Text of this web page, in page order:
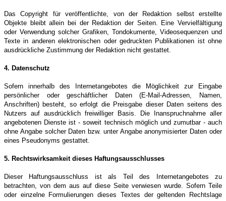
Das Copyright für veröffentlichte, von der Redaktion selbst erstellte
Objekte bleibt allein bei der Redaktion der Seiten. Eine Vervielfältigung
oder Verwendung solcher Grafiken, Tondokumente, Videosequenzen und
Texte in anderen elektronischen oder gedruckten Publikationen ist ohne
ausdrückliche Zustimmung der Redaktion nicht gestattet.
4. Datenschutz
Sofern innerhalb des Internetangebotes die Möglichkeit zur Eingabe
persönlicher oder geschäftlicher Daten (E-Mail-Adressen, Namen,
Anschriften) besteht, so erfolgt die Preisgabe dieser Daten seitens des
Nutzers auf ausdrücklich freiwilliger Basis. Die Inanspruchnahme aller
angebotenen Dienste ist - soweit technisch möglich und zumutbar - auch
ohne Angabe solcher Daten bzw. unter Angabe anonymisierter Daten oder
eines Pseudonyms gestattet.
5. Rechtswirksamkeit dieses Haftungsausschlusses
Dieser Haftungsausschluss ist als Teil des Internetangebotes zu
betrachten, von dem aus auf diese Seite verwiesen wurde. Sofern Teile
oder einzelne Formulierungen dieses Textes der geltenden Rechtslage